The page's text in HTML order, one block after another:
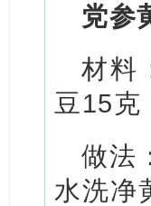
党参
材料
豆15克
做法
水洗净